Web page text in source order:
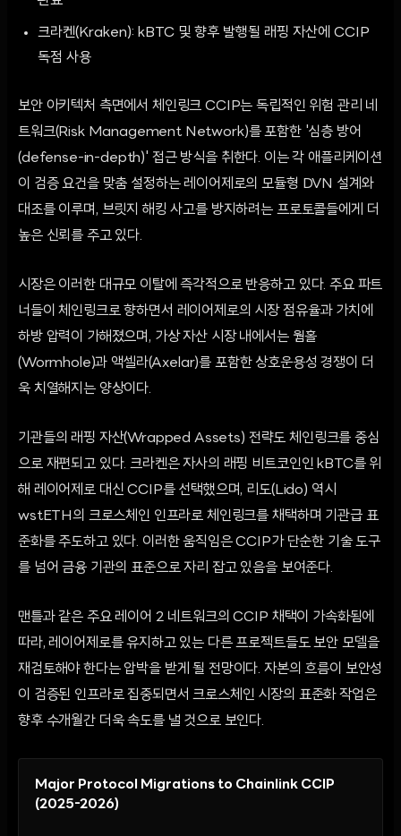
크라켄(Kraken): kBTC 및 향후 발행될 래핑 자산에 CCIP
독점 사용
보안 아키텍처 측면에서 체인링크 CCIP는 독립적인 위험 관리 네
트워크(Risk Management Network)를 포함한 '심층 방어
(defense-in-depth)' 접근 방식을 취한다. 이는 각 애플리케이션
이 검증 요건을 맞춤 설정하는 레이어제로의 모듈형 DVN 설계와
대조를 이루며, 브릿지 해킹 사고를 방지하려는 프로토콜들에게 더
높은 신뢰를 주고 있다.
시장은 이러한 대규모 이탈에 즉각적으로 반응하고 있다. 주요 파트
너들이 체인링크로 향하면서 레이어제로의 시장 점유율과 가치에
하방 압력이 가해졌으며, 가상 자산 시장 내에서는 웜홀
(Wormhole)과 액셀라(Axelar)를 포함한 상호운용성 경쟁이 더
욱 치열해지는 양상이다.
기관들의 래핑 자산(Wrapped Assets) 전략도 체인링크를 중심
으로 재편되고 있다. 크라켄은 자사의 래핑 비트코인인 kBTC를 위
해 레이어제로 대신 CCIP를 선택했으며, 리도(Lido) 역시
wstETH의 크로스체인 인프라로 체인링크를 채택하며 기관급 표
준화를 주도하고 있다. 이러한 움직임은 CCIP가 단순한 기술 도구
를 넘어 금융 기관의 표준으로 자리 잡고 있음을 보여준다.
맨틀과 같은 주요 레이어 2 네트워크의 CCIP 채택이 가속화됨에
따라, 레이어제로를 유지하고 있는 다른 프로젝트들도 보안 모델을
재검토해야 한다는 압박을 받게 될 전망이다. 자본의 흐름이 보안성
이 검증된 인프라로 집중되면서 크로스체인 시장의 표준화 작업은
향후 수개월간 더욱 속도를 낼 것으로 보인다.
Major Protocol Migrations to Chainlink CCIP
(2025-2026)